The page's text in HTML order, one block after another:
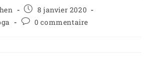
8 janvier 2020
0 commentaire